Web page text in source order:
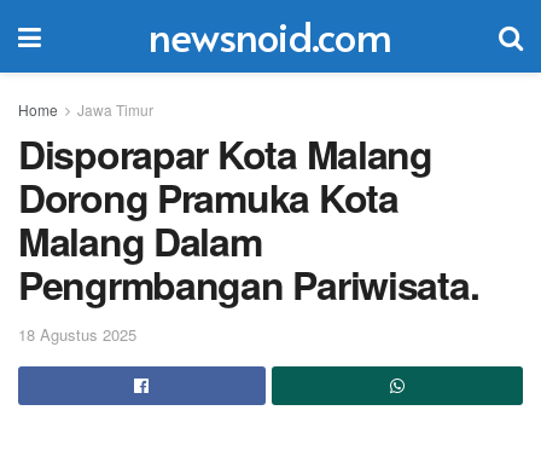
newsnoid.com
Home Jawa Timur
Disporapar Kota Malang
Dorong Pramuka Kota
Malang Dalam
Pengrmbangan Pariwisata.
18 Agustus 2025